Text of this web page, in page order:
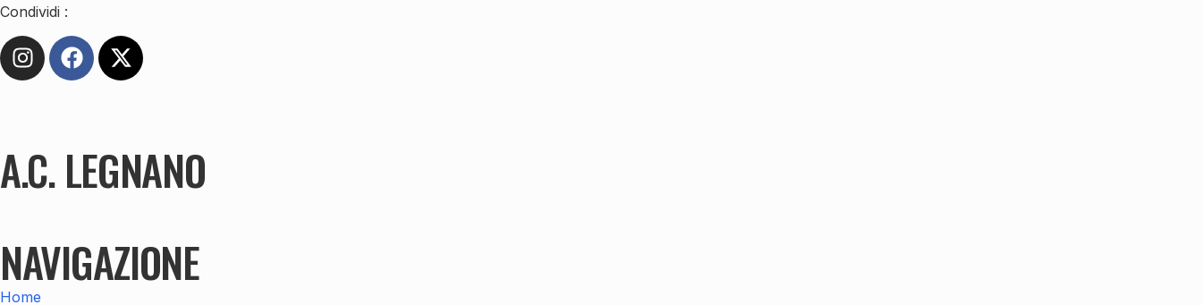
Condividi :
A.C. LEGNANO
NAVIGAZIONE
Home